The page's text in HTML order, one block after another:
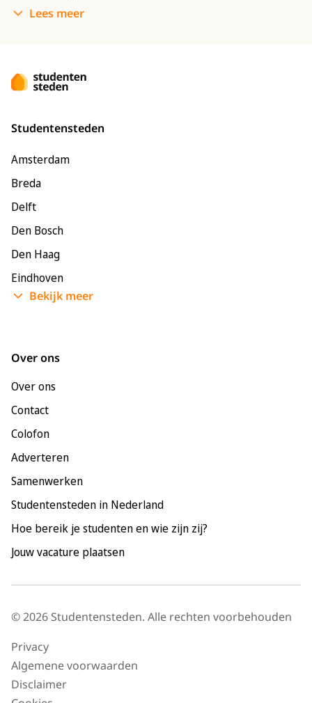
Lees meer
Studentensteden
Amsterdam
Breda
Delft
Den Bosch
Den Haag
Eindhoven
Enschede
Bekijk meer
Over ons
Over ons
Contact
Colofon
Adverteren
Samenwerken
Studentensteden in Nederland
Hoe bereik je studenten en wie zijn zij?
Jouw vacature plaatsen
© 2026 Studentensteden. Alle rechten voorbehouden
Privacy
Algemene voorwaarden
Disclaimer